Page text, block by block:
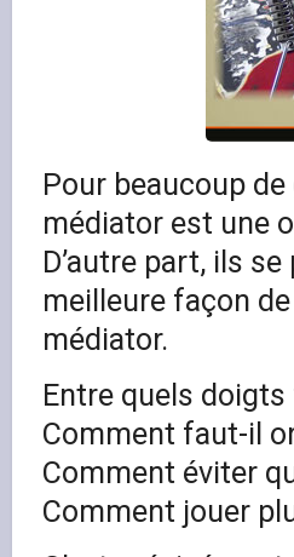
Pour beaucoup
médiator est une
D’autre part, ils
meilleure façon
médiator.
Entre quels
Comment faut-il
Comment éviter
Comment jouer